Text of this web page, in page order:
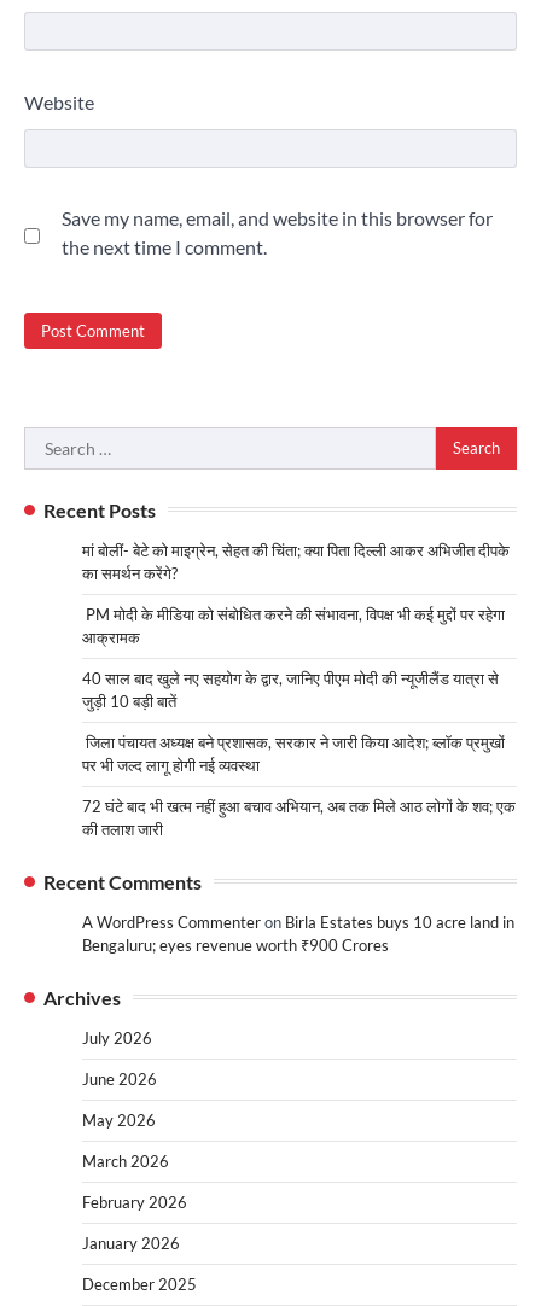
Website
Save my name, email, and website in this browser for
the next time I comment.
Search
for:
Recent Posts
मां बोलीं- बेटे को माइग्रेन, सेहत की चिंता; क्या पिता दिल्ली आकर अभिजीत दीपके
का समर्थन करेंगे?
PM मोदी के मीडिया को संबोधित करने की संभावना, विपक्ष भी कई मुद्दों पर रहेगा
आक्रामक
40 साल बाद खुले नए सहयोग के द्वार, जानिए पीएम मोदी की न्यूजीलैंड यात्रा से
जुड़ी 10 बड़ी बातें
जिला पंचायत अध्यक्ष बने प्रशासक, सरकार ने जारी किया आदेश; ब्लॉक प्रमुखों
पर भी जल्द लागू होगी नई व्यवस्था
72 घंटे बाद भी खत्म नहीं हुआ बचाव अभियान, अब तक मिले आठ लोगों के शव; एक
की तलाश जारी
Recent Comments
A WordPress Commenteron Birla Estates buys 10 acre land in
Bengaluru; eyes revenue worth ₹900 Crores
Archives
July 2026
June 2026
May 2026
March 2026
February 2026
January 2026
December 2025